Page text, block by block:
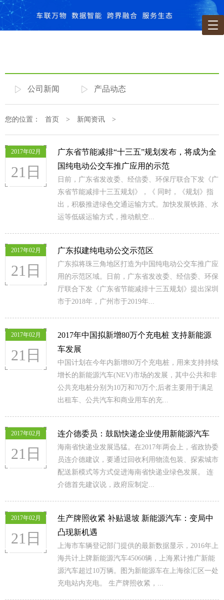
公司新闻 产品动态
您的位置： 首页 > 新闻资讯 >
2017年02月
21日
广东省节能减排“十三五”规划发布，将成为全
国纯电动公交车推广应用的示范
日前，广东省发改委、经信委、环保厅联合下发《广
东省节能减排十三五规划》，《 同时，《规划》指
出，积极推进绿色交通运输方式。加快发展铁路、水
运等低碳运输方式，推动航空...
2017年02月
21日
广东拟建纯电动公交示范区
广东拟将珠三角地区打造为中国纯电动公交车推广应
用的示范区域。日前，广东省发改委、经信委、环保
厅联合下发《广东省节能减排十三五规划》提出深圳
市于2018年，广州市于2019年...
2017年02月
21日
2017年中国拟新增80万个充电桩 支持新能源
车发展
中国计划在今年内新增80万个充电桩，用来支持持续
增长的新能源汽车(NEV)市场的发展，其中公共和非
公共充电桩分别为10万和70万个;后者主要用于满足
出租车、公共汽车和商业用车的充...
2017年02月
21日
连介德委员：鼓励快递企业使用新能源汽车
海南省快递业发展迅猛。在2017年两会上，省政协委
员连介德建议，要通过回收利用物流包装、探索城市
配送新模式等方式促进海南省快递业绿色发展。 连
介德首先建议说，政府应制定...
2017年02月
21日
生产牌照收紧 补贴退坡 新能源汽车：变局中
凸现新机遇
上海市车辆登记部门提供的最新数据显示，2016年上
海共计上牌新能源汽车45060辆，上海累计推广新能
源汽车超过10万辆。图为新能源车在上海徐汇区一处
充电站内充电。 生产牌照收紧，...